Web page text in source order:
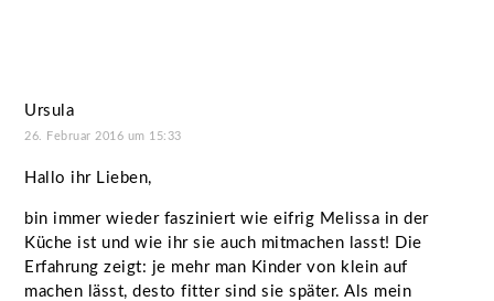
Ursula
26. Februar 2016 um 15:33
Hallo ihr Lieben,
bin immer wieder fasziniert wie eifrig Melissa in der
Küche ist und wie ihr sie auch mitmachen lasst! Die
Erfahrung zeigt: je mehr man Kinder von klein auf
machen lässt, desto fitter sind sie später. Als mein